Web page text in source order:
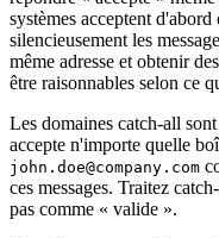
systèmes acceptent
silencieusement les
même adresse et obtenir
être raisonnables selon ce
Les domaines catch-all
accepte n'importe quelle
john.doe@company.com
ces messages. Traitez
pas comme « valide ».